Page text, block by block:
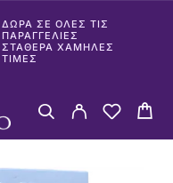
ΔΩΡΑ ΣΕ ΟΛΕΣ ΤΙΣ
ΠΑΡΑΓΓΕΛΙΕΣ
ΣΤΑΘΕΡΑ ΧΑΜΗΛΕΣ
ΤΙΜΕΣ